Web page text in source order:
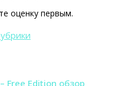
оценку первым.
Free Edition обзор